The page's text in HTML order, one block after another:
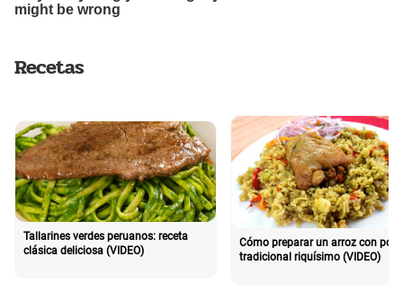
Recetas
Tallarines verdes peruanos: receta
clásica deliciosa (VIDEO)
Cómo preparar un arroz con pollo
tradicional riquísimo (VIDEO)